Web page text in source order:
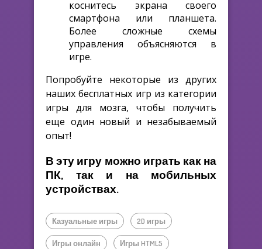
коснитесь экрана своего
смартфона или планшета.
Более сложные схемы
управления объясняются в
игре.
Попробуйте некоторые из других
наших бесплатных игр из категории
игры для мозга, чтобы получить
еще один новый и незабываемый
опыт!
В эту игру можно играть как на
ПК, так и на мобильных
устройствах.
Казуальные игры 2D игры
Игры онлайн Игры HTML5